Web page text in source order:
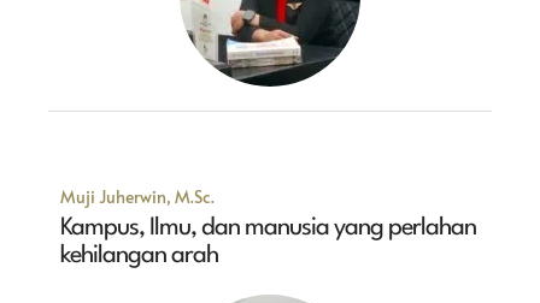
Muji Juherwin, M.Sc.
Kampus, Ilmu, dan manusia yang perlahan
kehilangan arah